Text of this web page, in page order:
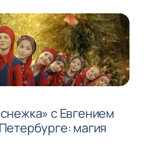
с Евгением
магия